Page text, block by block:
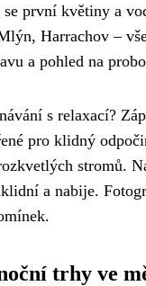
první květiny a
Harrachov –
a pohled na
s relaxací?
pro klidný
stromů.
a nabije.
trhy ve